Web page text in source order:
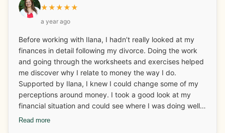
★★★★★
a year ago
Before working with Ilana, I hadn’t really looked at my
finances in detail following my divorce. Doing the work
and going through the worksheets and exercises helped
me discover why I relate to money the way I do.
Supported by Ilana, I knew I could change some of my
perceptions around money. I took a good look at my
financial situation and could see where I was doing well
and what I needed to look at and adjust. I really enjoyed
Read more